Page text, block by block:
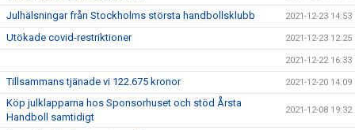
Julhälsningar från Stockholms största handbollsklubb 2021-12-23 14:53
Utökade covid-restriktioner 2021-12-23 12:25
2021-12-22 16:33
Tillsammans tjänade vi 122.675 kronor 2021-12-20 14:09
Köp julklapparna hos Sponsorhuset och stöd Årsta
Handboll samtidigt
2021-12-08 19:32